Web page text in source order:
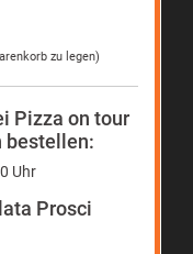
zu legen)
Pizza on tour
bestellen:
Uhr
Prosci